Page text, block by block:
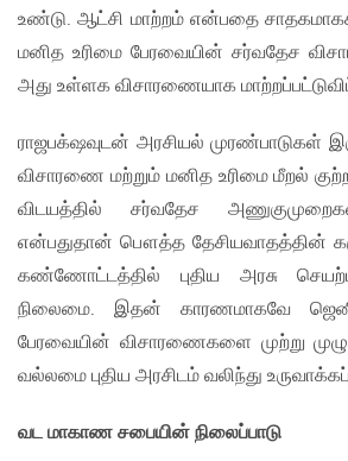
உண்டு. ஆட்சி மாற்றம் என்பதை
மனித உரிமை பேரவையின் சர்வதேச
அது உள்ளக விசாரணையாக
ராஜபக்‌ஷவுடன் அரசியல் முரண்பாடுகள்
விசாரணை மற்றும் மனித உரிமை மீறல்
விடயத்தில் சர்வதேச
என்பதுதான் பௌத்த தேசியவாதத்தின்
கண்ணோட்டத்தில் புதிய அரசு
நிலைமை. இதன் காரணமாகவே
பேரவையின் விசாரணைகளை முற்று
வல்லமை புதிய அரசிடம் வலிந்து
வட மாகாண சபையின் நிலைப்பாடு